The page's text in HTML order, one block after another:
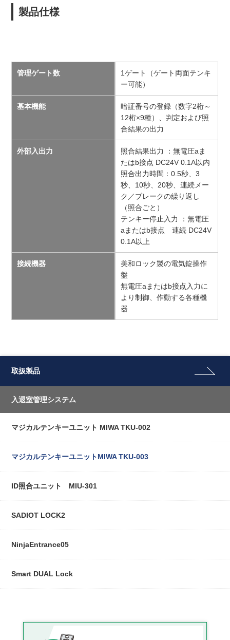
製品仕様
管理ゲート数
1ゲート（ゲート両面テンキ
ー可能）
基本機能
暗証番号の登録（数字2桁～
12桁×9種）、判定および照
合結果の出力
外部入出力
照合結果出力 ：無電圧aま
たはb接点 DC24V 0.1A以内
照合出力時間：0.5秒、3
秒、10秒、20秒、連続メー
ク／ブレークの繰り返し
（照合ごと）
テンキー停止入力 ：無電圧
aまたはb接点 連続 DC24V
0.1A以上
接続機器
美和ロック製の電気錠操作
盤
無電圧aまたはb接点入力に
より制御、作動する各種機
器
取扱製品
入退室管理システム
マジカルテンキーユニット MIWA TKU-002
マジカルテンキーユニットMIWA TKU-003
ID照合ユニット MIU-301
SADIOT LOCK2
NinjaEntrance05
Smart DUAL Lock